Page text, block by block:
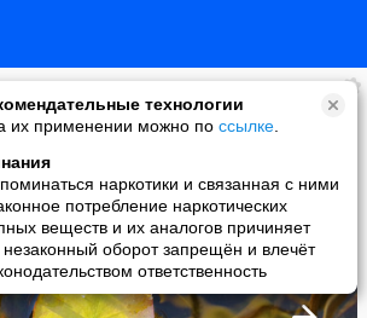
технологии
их применении можно по ссылке
наркотики и связанная с ними
потребление наркотических
веществ и их аналогов причиняет
оборот запрещён и влечёт
ответственность